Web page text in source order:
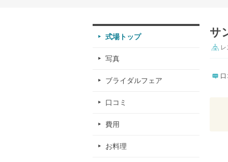
式場トップ
写真
ブライダルフェア
口コミ
費用
お料理
サ
口